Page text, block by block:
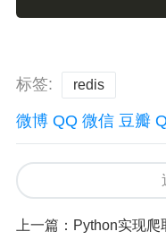
标签: redis
微博 QQ 微信 豆瓣
上一篇： Python实现